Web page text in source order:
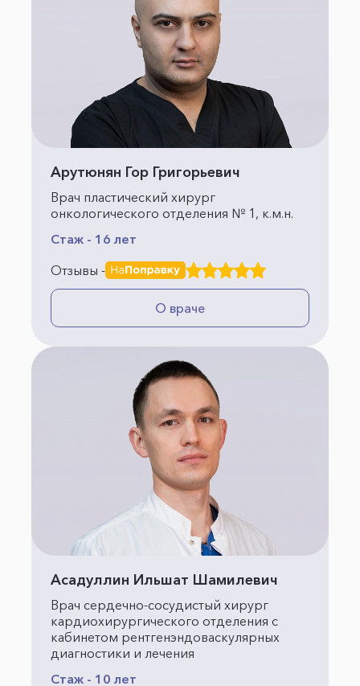
Арутюнян Гор Григорьевич
Врач пластический хирург
онкологического отделения № 1, к.м.н.
Стаж - 16 лет
Отзывы -
О враче
Асадуллин Ильшат Шамилевич
Врач сердечно-сосудистый хирург
кардиохирургического отделения с
кабинетом рентгенэндоваскулярных
диагностики и лечения
Стаж - 10 лет